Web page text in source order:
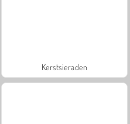
Kerstsieraden